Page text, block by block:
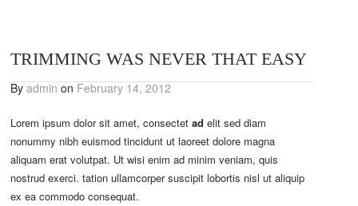
TRIMMING WAS NEVER THAT EASY
Byadmin on February 14, 2012
Lorem ipsum dolor sit amet, consectetad elit sed diam
nonummy nibh euismod tincidunt ut laoreet dolore magna
aliquam erat volutpat. Ut wisi enim ad minim veniam, quis
nostrud exerci. tation ullamcorper suscipit lobortis nisl ut aliquip
ex ea commodo consequat.